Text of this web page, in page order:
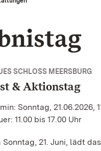
SCHLOSS MEERSBURG
& Aktionstag
Sonntag, 21.06.2026,
11.00 bis 17.00 Uhr
Sonntag, 21. Juni, lädt